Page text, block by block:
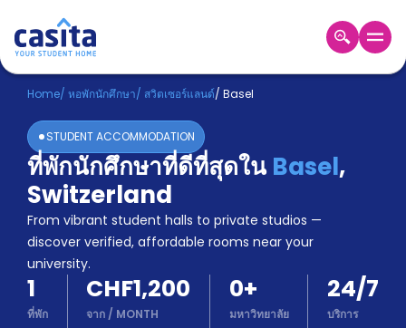
Home TH CHF
เข้าสู่
ระบบ
Booking
Accommodation
About
us
Blog
Refer
And
Earn
Become
Home/ หอพักนักศึกษา/ สวิตเซอร์แลนด์/ Basel
STUDENT ACCOMMODATION
ที่พักนักศึกษาที่ดีที่สุดใน Basel,
Switzerland
From vibrant student halls to private studios —
discover verified, affordable rooms near your
university.
1
ที่พัก
CHF1,200
จาก / MONTH
0+
มหาวิทยาลัย
24/7
บริการ